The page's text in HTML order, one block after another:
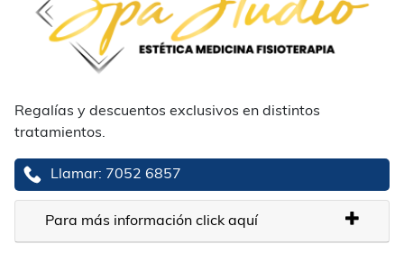
Regalías y descuentos exclusivos en distintos
tratamientos.
Llamar: 7052 6857
Para más información click aquí